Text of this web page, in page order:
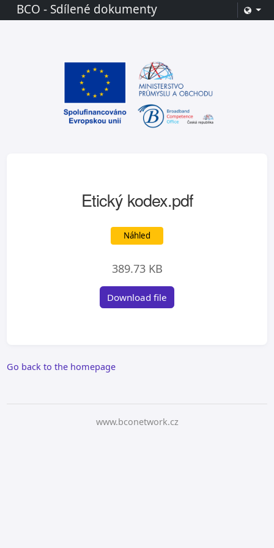
BCO - Sdílené dokumenty
Etický kodex.pdf
Náhled
389.73 KB
Download file
Go back to the homepage
www.bconetwork.cz